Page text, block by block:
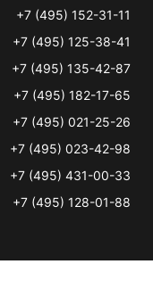
+7 (495) 152-31-11
+7 (495) 125-38-41
+7 (495) 135-42-87
+7 (495) 182-17-65
+7 (495) 021-25-26
+7 (495) 023-42-98
+7 (495) 431-00-33
+7 (495) 128-01-88